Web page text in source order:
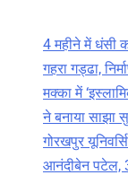
4 महीने में धंसी
गहरा गड्ढा,
मक्का में
ने बनाया साझा
गोरखपुर
आनंदीबेन पटेल, 3